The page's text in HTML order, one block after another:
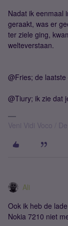
Nadat ik eenmaal
geraakt, was er
ter ziele ging,
welteverstaan.
@Fries; de
@Tiury; ik zie dat
Veni Vidi Voco /
Ali
Ook ik heb de
Nokia 7210 niet